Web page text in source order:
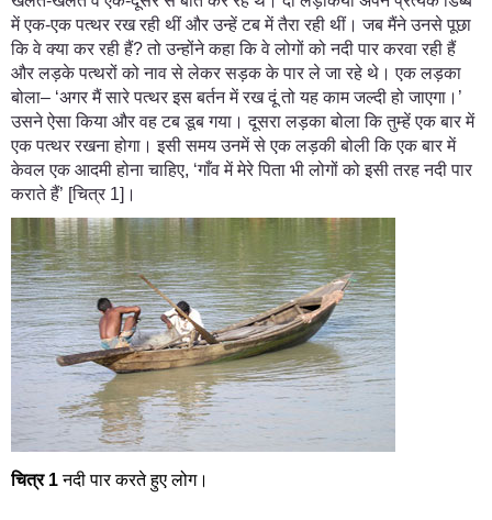
में एक-एक पत्थर रख रही थीं और उन्हें टब में तैरा रही थीं। जब मैंने उनसे पूछा
कि वे क्या कर रही हैं? तो उन्होंने कहा कि वे लोगों को नदी पार करवा रही हैं
और लड़के पत्थरों को नाव से लेकर सड़क के पार ले जा रहे थे। एक लड़का
बोला– ‘अगर मैं सारे पत्थर इस बर्तन में रख दूं तो यह काम जल्दी हो जाएगा।’
उसने ऐसा किया और वह टब डूब गया। दूसरा लड़का बोला कि तुम्हें एक बार में
एक पत्थर रखना होगा। इसी समय उनमें से एक लड़की बोली कि एक बार में
केवल एक आदमी होना चाहिए, ‘गाँव में मेरे पिता भी लोगों को इसी तरह नदी पार
कराते हैं’ [चित्र 1]।
चित्र 1नदी पार करते हुए लोग।